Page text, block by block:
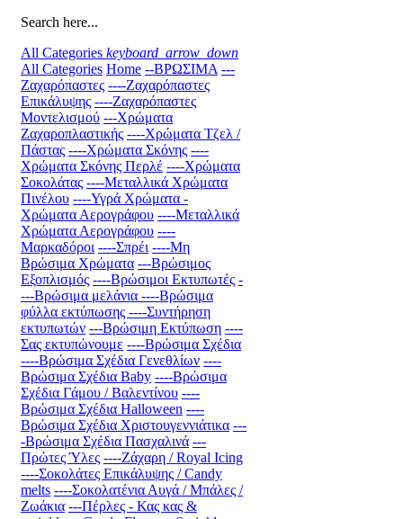
Search here...
All Categories keyboard_arrow_down
All Categories Home --ΒΡΩΣΙΜΑ ---
Ζαχαρόπαστες ----Ζαχαρόπαστες
Επικάλυψης ----Ζαχαρόπαστες
Μοντελισμού ---Χρώματα
Ζαχαροπλαστικής ----Χρώματα Τζελ /
Πάστας ----Χρώματα Σκόνης ----
Χρώματα Σκόνης Περλέ ----Χρώματα
Σοκολάτας ----Μεταλλικά Χρώματα
Πινέλου ----Υγρά Χρώματα -
Χρώματα Αερογράφου ----Μεταλλικά
Χρώματα Αερογράφου ----
Μαρκαδόροι ----Σπρέι ----Μη
Βρώσιμα Χρώματα ---Βρώσιμος
Εξοπλισμός ----Βρώσιμοι Εκτυπωτές -
---Βρώσιμα μελάνια ----Βρώσιμα
φύλλα εκτύπωσης ----Συντήρηση
εκτυπωτών ---Βρώσιμη Εκτύπωση ----
Σας εκτυπώνουμε ----Βρώσιμα Σχέδια
----Βρώσιμα Σχέδια Γενεθλίων ----
Βρώσιμα Σχέδια Baby ----Βρώσιμα
Σχέδια Γάμου / Βαλεντίνου ----
Βρώσιμα Σχέδια Halloween ----
Βρώσιμα Σχέδια Χριστουγεννιάτικα ---
-Βρώσιμα Σχέδια Πασχαλινά ---
Πρώτες Ύλες ----Ζάχαρη / Royal Icing
----Σοκολάτες Επικάλυψης / Candy
melts ----Σοκολατένια Αυγά / Μπάλες /
Ζωάκια ---Πέρλες - Κας κας &